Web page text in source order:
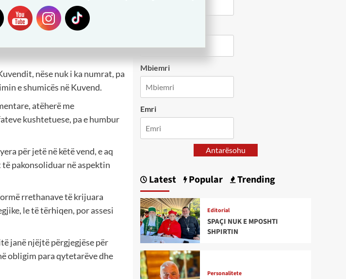
shtetërore.
Pengesa teknike e
pikën e dytë sipas rendit dhe
nëse nuk i ka numrat, pa
e shumicës në Kuvend.
atëherë me
kushtetuese, pa e humbur
për jetë në këtë vend, e aq
pakonsoliduar në aspektin
rrethanave të krijuara
le të tërhiqen, por assesi
janë njëjtë përgjegjëse për
obligim para qytetarëve dhe
Mbiemri
Emri
Antarësohu
Latest Popular Trending
Editorial
SPAÇI NUK E MPOSHTI
SHPIRTIN
Personalitete